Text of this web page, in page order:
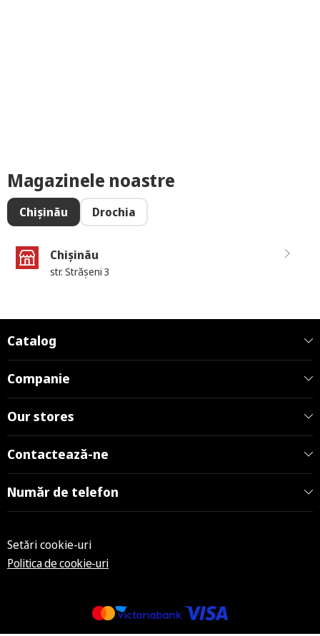
Magazinele noastre
Chișinău Drochia
Chișinău
str. Strășeni 3
Catalog
Companie
Our stores
Contactează-ne
Număr de telefon
Setări cookie-uri
Politica de cookie-uri